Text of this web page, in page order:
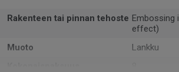
Rakenteen tai pinnan tehoste Embossing
effect)
Muoto
Lankku